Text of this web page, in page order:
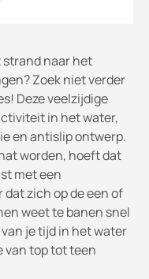
strand naar het
Zoek niet verder
Deze veelzijdige
in het water,
en antislip ontwerp.
worden, hoeft dat
met een
zich op de een of
weet te banen snel
je tijd in het water
van top tot teen